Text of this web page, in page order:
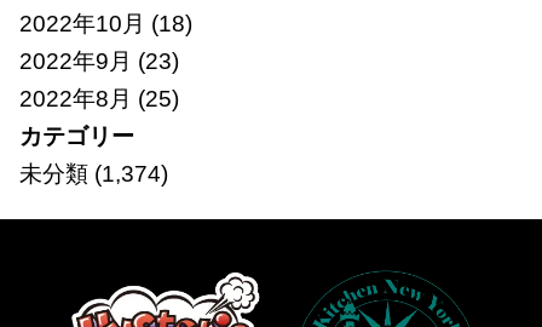
2022年10月 (18)
2022年9月 (23)
2022年8月 (25)
カテゴリー
未分類(1,374)